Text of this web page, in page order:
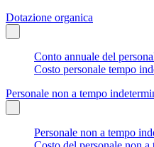
Dotazione organica
Conto annuale del
Costo personale tempo
Personale non a tempo
Personale non a tempo